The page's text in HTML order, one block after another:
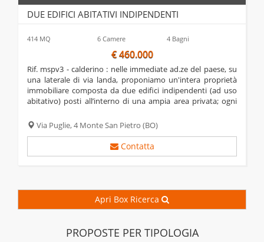
DUE EDIFICI ABITATIVI INDIPENDENTI
414 MQ 6 Camere 4 Bagni
€ 460.000
rif. mspv3 - calderino : nelle immediate ad.ze del paese, su
una laterale di via landa, proponiamo un'intera proprietà
immobiliare composta da due edifici indipendenti (ad uso
abitativo) posti all’interno di una ampia area privata; ogni
pranzo, cucina,...
Via Puglie, 4 Monte San Pietro (BO)
Contatta
Apri Box Ricerca
PROPOSTE PER TIPOLOGIA